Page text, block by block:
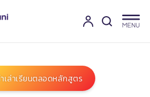
เล่าเรียนตลอดหลักสูตร